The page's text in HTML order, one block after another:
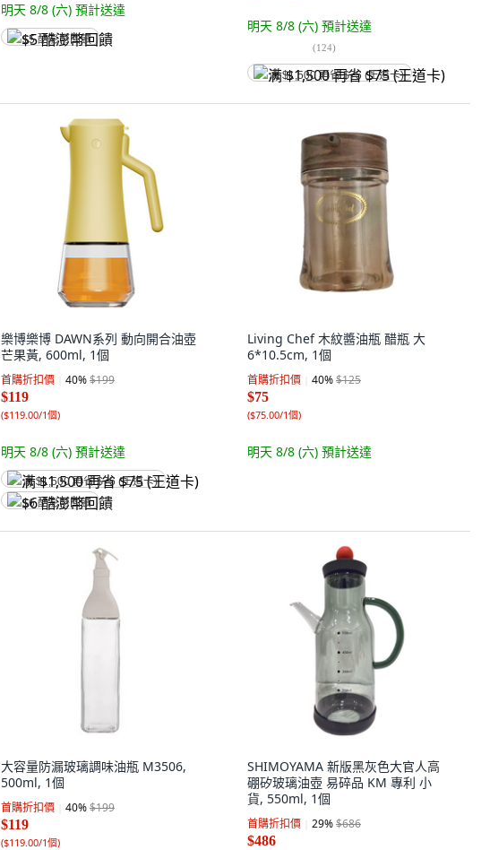
明天 8/8 (六) 預計送達
$5 酷澎幣回饋
明天 8/8 (六) 預計送達
(124)
满 $1,500 再省 $75 (王道卡)
樂博樂博 DAWN系列 動向開合油壺
芒果黃, 600ml, 1個
首購折扣價 40%$199
$119
($119.00/1個)
明天 8/8 (六) 預計送達
满 $1,500 再省 $75 (王道卡)
$6 酷澎幣回饋
Living Chef 木紋醬油瓶 醋瓶 大
6*10.5cm, 1個
首購折扣價 40%$125
$75
($75.00/1個)
明天 8/8 (六) 預計送達
大容量防漏玻璃調味油瓶 M3506,
500ml, 1個
首購折扣價 40%$199
$119
($119.00/1個)
SHIMOYAMA 新版黑灰色大官人高
硼矽玻璃油壺 易碎品 KM 專利 小
貨, 550ml, 1個
首購折扣價 29%$686
$486